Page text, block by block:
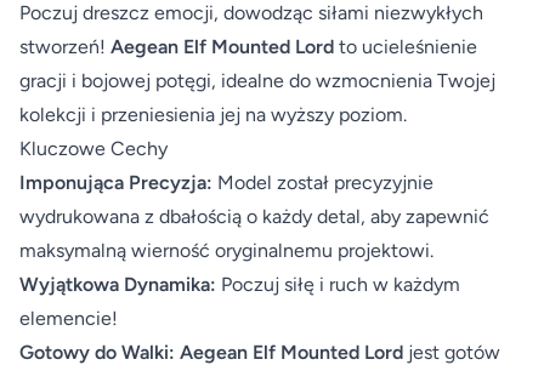
Poczuj dreszcz emocji, dowodząc siłami niezwykłych
stworzeń! Aegean Elf Mounted Lord to ucieleśnienie
gracji i bojowej potęgi, idealne do wzmocnienia Twojej
kolekcji i przeniesienia jej na wyższy poziom.
Kluczowe Cechy
Imponująca Precyzja: Model został precyzyjnie
wydrukowana z dbałością o każdy detal, aby zapewnić
maksymalną wierność oryginalnemu projektowi.
Wyjątkowa Dynamika: Poczuj siłę i ruch w każdym
elemencie!
Gotowy do Walki: Aegean Elf Mounted Lord jest gotów